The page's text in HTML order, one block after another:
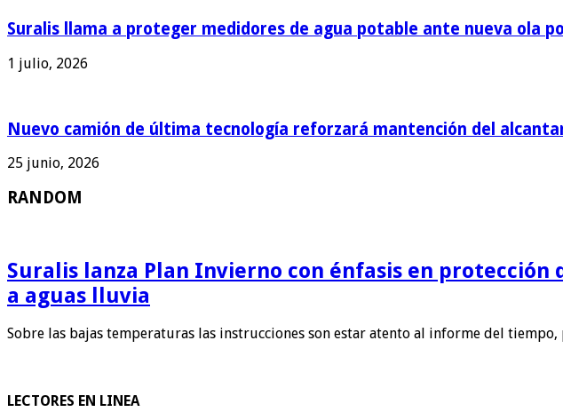
Suralis llama a proteger medidores de agua potable ante nueva ola
1 julio, 2026
Nuevo camión de última tecnología reforzará mantención del
25 junio, 2026
RANDOM
Suralis lanza Plan Invierno con énfasis en
a aguas lluvia
Sobre las bajas temperaturas las instrucciones son estar atento al informe del
LECTORES EN LINEA